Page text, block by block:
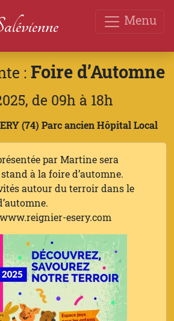
Menu
: Foire d’Automne
de 09h à 18h
(74) Parc ancien Hôpital Local
par Martine sera
à la foire d’automne.
autour du terroir dans le
esery.com